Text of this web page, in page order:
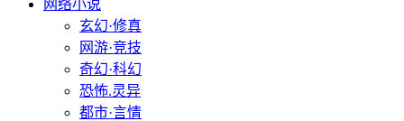
网络小说
玄幻·修真
网游·竞技
奇幻·科幻
恐怖.灵异
都市·言情